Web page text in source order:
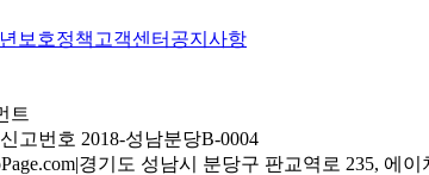
보호정책 고객센터 공지사항
트
고번호 2018-성남분당B-0004
|경기도 성남시 분당구 판교역로 235, 에이